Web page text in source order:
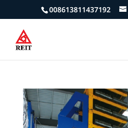
008613811437192